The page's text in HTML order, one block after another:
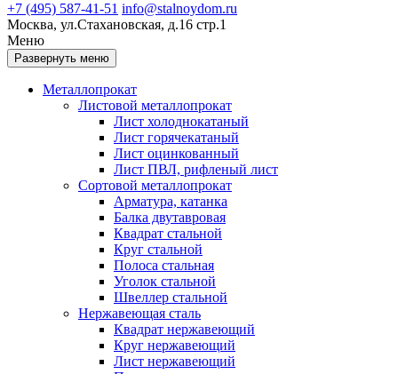
+7 (495) 587-41-51 info@stalnoydom.ru
Москва, ул.Стахановская, д.16 стр.1
Меню
Развернуть меню
Металлопрокат
Листовой металлопрокат
Лист холоднокатаный
Лист горячекатаный
Лист оцинкованный
Лист ПВЛ, рифленый лист
Сортовой металлопрокат
Арматура, катанка
Балка двутавровая
Квадрат стальной
Круг стальной
Полоса стальная
Уголок стальной
Швеллер стальной
Нержавеющая сталь
Квадрат нержавеющий
Круг нержавеющий
Лист нержавеющий